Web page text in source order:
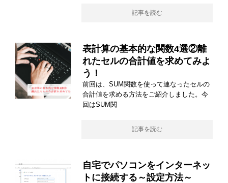
記事を読む
表計算の基本的な関数4選②離
れたセルの合計値を求めてみよ
う！
前回は、SUM関数を使って連なったセルの
合計値を求める方法をご紹介しました。今
回はSUM関
記事を読む
自宅でパソコンをインターネッ
トに接続する～設定方法～